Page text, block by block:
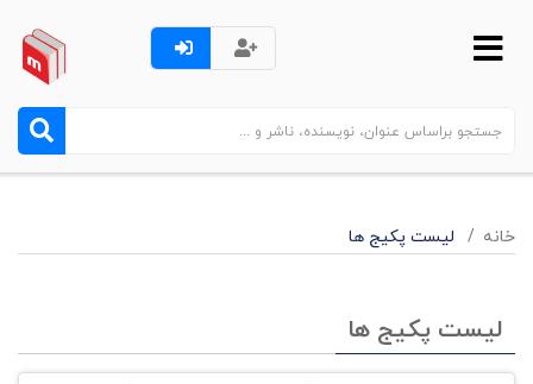
خانه لیست پکیج ها
لیست پکیج ها